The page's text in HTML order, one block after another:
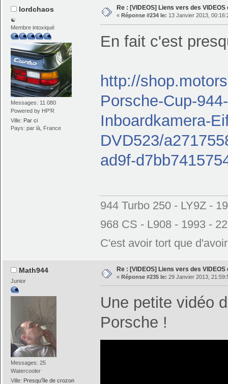
lordchaos
☯
Membre intoxiqué
Messages: 11 080
Powered by HP'R
Ville: Par ci
Pays: par là, France
Re : [VIDEOS] Liens vers des
« Réponse #234 le: 13 Janvier 2013,
En fait c'est
http://
Porsche-Cup-
Inboardkamera-
DVD523/
ad9f-
944 Turbo 250 - LY9Z -
968 CS - L908 - 1993 -
C'est avoir tort que
Math944
Junior
Messages: 25
Watercooler
Ville: Presqu'île de crozon
Re : [VIDEOS] Liens vers des
« Réponse #235 le: 29 Janvier 2013,
Une petite vidéo
Porsche !